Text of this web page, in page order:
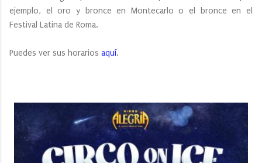
ejemplo, el oro y bronce en Montecarlo o el bronce en el
Festival Latina de Roma.
Puedes ver sus horarios aquí.